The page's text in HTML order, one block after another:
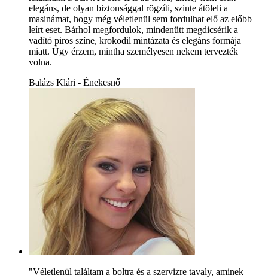
elegáns, de olyan biztonsággal rögzíti, szinte átöleli a
masinámat, hogy még véletlenül sem fordulhat elő az előbb
leírt eset. Bárhol megfordulok, mindenütt megdicsérik a
vadító piros színe, krokodil mintázata és elegáns formája
miatt. Úgy érzem, mintha személyesen nekem tervezték
volna.
Balázs Klári - Énekesnő
"Véletlenül találtam a boltra és a szervizre tavaly, aminek